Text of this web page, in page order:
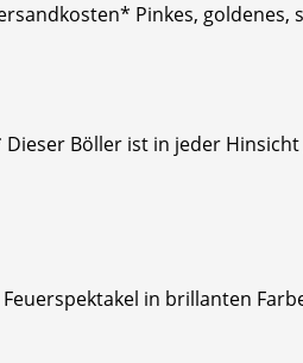
Pinkes, goldenes,
Böller ist in jeder Hinsicht
in brillanten